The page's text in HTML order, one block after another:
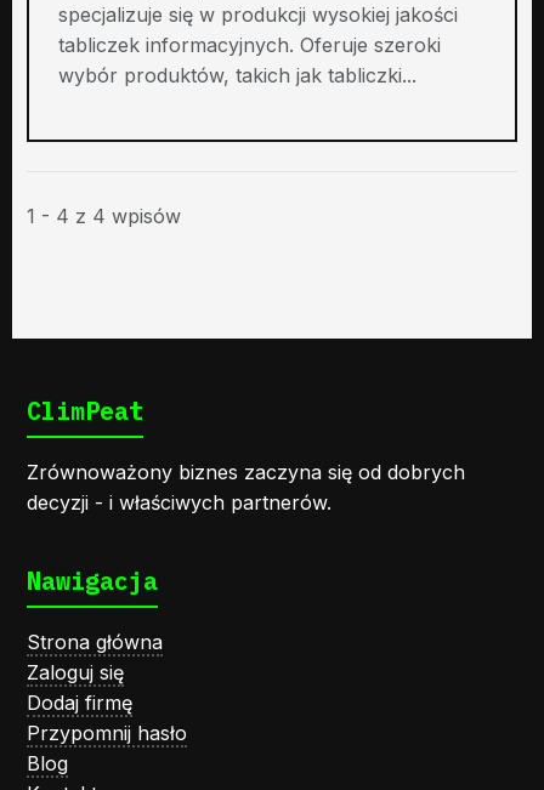
specjalizuje się w produkcji wysokiej jakości
tabliczek informacyjnych. Oferuje szeroki
wybór produktów, takich jak tabliczki...
1 - 4 z 4 wpisów
ClimPeat
Zrównoważony biznes zaczyna się od dobrych
decyzji - i właściwych partnerów.
Nawigacja
Strona główna
Zaloguj się
Dodaj firmę
Przypomnij hasło
Blog